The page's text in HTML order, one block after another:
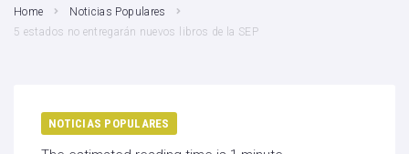
Home
Noticias Populares
5 estados no entregarán nuevos libros de la SEP
NOTICIAS POPULARES